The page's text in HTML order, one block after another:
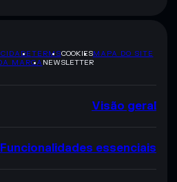
TERMSCOOKIESMAPA DO SITE
MARCA NEWSLETTER
Visão geral
Funcionalidades essenciais